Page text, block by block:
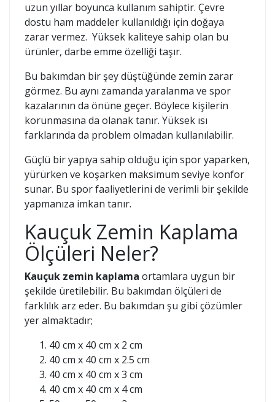
uzun yıllar boyunca kullanım sahiptir. Çevre
dostu ham maddeler kullanıldığı için doğaya
zarar vermez. Yüksek kaliteye sahip olan bu
ürünler, darbe emme özelliği taşır.
Bu bakımdan bir şey düştüğünde zemin zarar
görmez. Bu aynı zamanda yaralanma ve spor
kazalarının da önüne geçer. Böylece kişilerin
korunmasına da olanak tanır. Yüksek ısı
farklarında da problem olmadan kullanılabilir.
Güçlü bir yapıya sahip olduğu için spor yaparken,
yürürken ve koşarken maksimum seviye konfor
sunar. Bu spor faaliyetlerini de verimli bir şekilde
yapmanıza imkan tanır.
Kauçuk Zemin Kaplama
Ölçüleri Neler?
Kauçuk zemin kaplama ortamlara uygun bir
şekilde üretilebilir. Bu bakımdan ölçüleri de
farklılık arz eder. Bu bakımdan şu gibi çözümler
yer almaktadır;
40 cm x 40 cm x 2 cm
40 cm x 40 cm x 2.5 cm
40 cm x 40 cm x 3 cm
40 cm x 40 cm x 4 cm